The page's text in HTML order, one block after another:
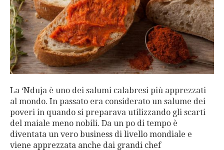
La ‘Nduja è uno dei salumi calabresi più apprezzati
al mondo. In passato era considerato un salume dei
poveri in quando si preparava utilizzando gli scarti
del maiale meno nobili. Da un po di tempo è
diventata un vero business di livello mondiale e
viene apprezzata anche dai grandi chef